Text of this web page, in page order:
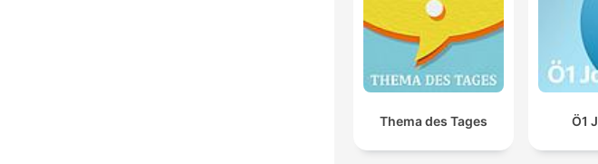
Thema des Tages Ö1